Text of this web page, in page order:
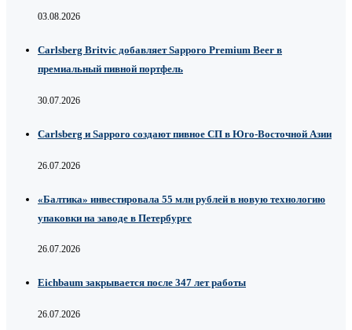
03.08.2026
Carlsberg Britvic добавляет Sapporo Premium Beer в
премиальный пивной портфель
30.07.2026
Carlsberg и Sapporo создают пивное СП в Юго-Восточной Азии
26.07.2026
«Балтика» инвестировала 55 млн рублей в новую технологию
упаковки на заводе в Петербурге
26.07.2026
Eichbaum закрывается после 347 лет работы
26.07.2026